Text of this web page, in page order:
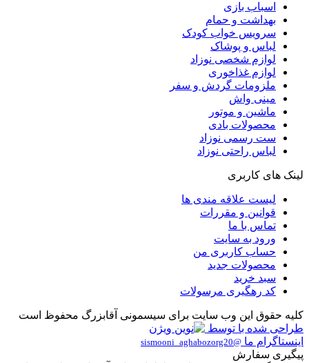
اسباب بازی
بهداشت و حمام
سرویس خواب کودک
لباس و پوشاک
لوازم شخصی نوزاد
لوازم غذاخوری
ملزومات گردش و سفر
مینی واش
ماشین و موتور
محصولات بادی
ست رسمی نوزاد
لباس راحتی نوزاد
لینک های کاربری
لیست علاقه مندی ها
قوانین و مقررات
تماس با ما
ورود به سایت
حساب کاربری من
محصولات جدید
سبد خرید
کد رهگیری مرسولات
کلیه حقوق این وب سایت برای سیسمونی آقابزرگ محفوظ است
طراحی شده با توسط
اینستاگرام ما @sismooni_aghabozorg20
پیگیری سفارش